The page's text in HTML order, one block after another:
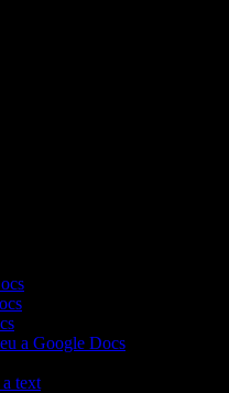
a Google Docs
text